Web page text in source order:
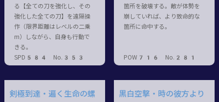
る【全ての刀を強化し、その
強化した全ての刀】を遠隔操
作（限界距離はレベルの二乗
m）しながら、自身も行動で
きる。
SPD584 No.353
箇所を破壊する。敵が体勢を
崩していれば、より致命的な
箇所に命中する。
POW716 No.281
剣極到達・遍く生命の螺
黒白空撃・時の彼方より